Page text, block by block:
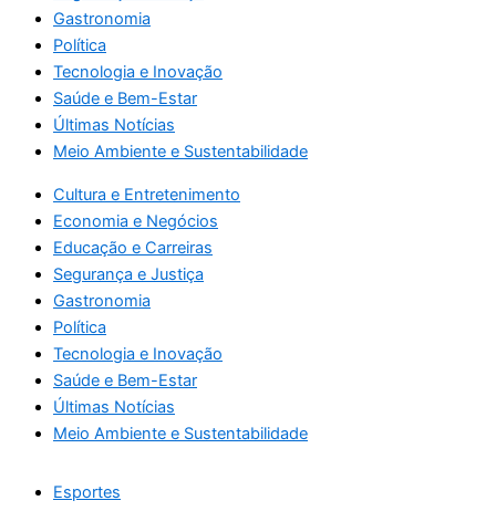
Gastronomia
Política
Tecnologia e Inovação
Saúde e Bem-Estar
Últimas Notícias
Meio Ambiente e Sustentabilidade
Cultura e Entretenimento
Economia e Negócios
Educação e Carreiras
Segurança e Justiça
Gastronomia
Política
Tecnologia e Inovação
Saúde e Bem-Estar
Últimas Notícias
Meio Ambiente e Sustentabilidade
Esportes